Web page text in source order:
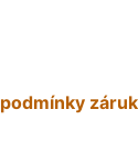
podmínky